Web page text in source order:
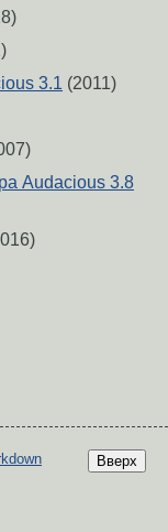
3.1 (2011)
Audacious 3.8
Вверх